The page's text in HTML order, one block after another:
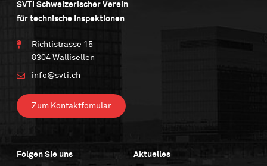
SVTI Schweizerischer Verein
für technische Inspektionen
Richtistrasse 15
8304 Wallisellen
info@svti.ch
Zum Kontaktfomular
Folgen Sie uns Aktuelles